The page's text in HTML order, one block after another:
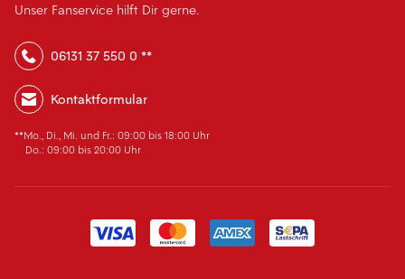
Unser Fanservice hilft Dir gerne.
06131 37 550 0 **
Kontaktformular
**Mo., Di., Mi. und Fr.: 09:00 bis 18:00 Uhr
Do.: 09:00 bis 20:00 Uhr